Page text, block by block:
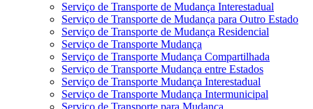
Serviço de Transporte de Mudança Interestadual
Serviço de Transporte de Mudança para Outro Estado
Serviço de Transporte de Mudança Residencial
Serviço de Transporte Mudança
Serviço de Transporte Mudança Compartilhada
Serviço de Transporte Mudança entre Estados
Serviço de Transporte Mudança Interestadual
Serviço de Transporte Mudança Intermunicipal
Serviço de Transporte para Mudança